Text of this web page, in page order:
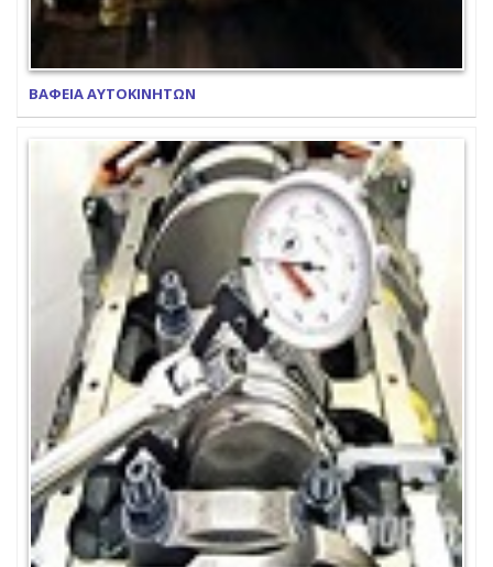
ΒΑΦΕΙΑ ΑΥΤΟΚΙΝΗΤΩΝ